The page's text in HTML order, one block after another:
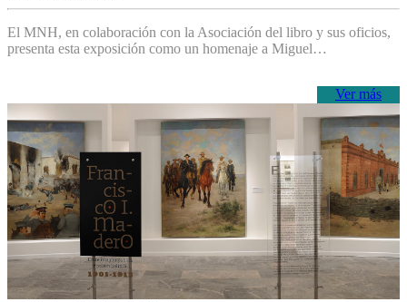
El MNH, en colaboración con la Asociación del libro y sus oficios,
presenta esta exposición como un homenaje a Miguel…
Ver más